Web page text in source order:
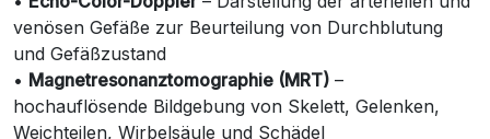
venösen Gefäße zur Beurteilung von Durchblutung
und Gefäßzustand
• Magnetresonanztomographie (MRT) –
hochauflösende Bildgebung von Skelett, Gelenken,
Weichteilen, Wirbelsäule und Schädel